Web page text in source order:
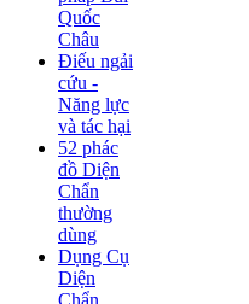
Quốc
Châu
Điếu ngải
cứu -
Năng lực
và tác hại
52 phác
đồ Diện
Chẩn
thường
dùng
Dụng Cụ
Diện
Chẩn